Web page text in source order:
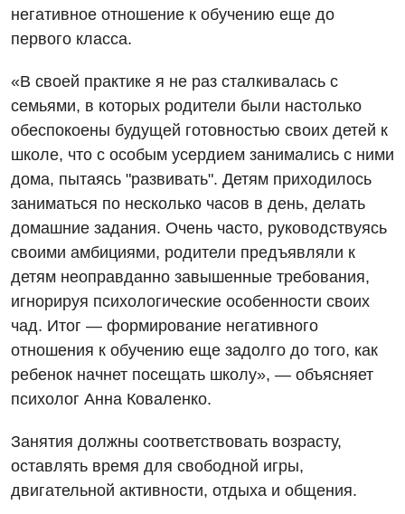
негативное отношение к обучению еще до
первого класса.
«В своей практике я не раз сталкивалась с
семьями, в которых родители были настолько
обеспокоены будущей готовностью своих детей к
школе, что с особым усердием занимались с ними
дома, пытаясь "развивать". Детям приходилось
заниматься по несколько часов в день, делать
домашние задания. Очень часто, руководствуясь
своими амбициями, родители предъявляли к
детям неоправданно завышенные требования,
игнорируя психологические особенности своих
чад. Итог — формирование негативного
отношения к обучению еще задолго до того, как
ребенок начнет посещать школу», — объясняет
психолог Анна Коваленко.
Занятия должны соответствовать возрасту,
оставлять время для свободной игры,
двигательной активности, отдыха и общения.